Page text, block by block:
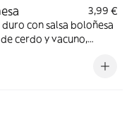
3,99 €
con salsa boloñesa
cerdo y vacuno,